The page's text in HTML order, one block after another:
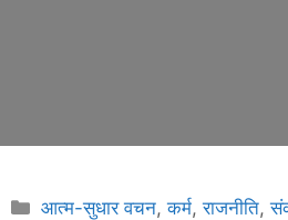
Categories
आत्म-सुधार वचन,कर्म,राजनीति,